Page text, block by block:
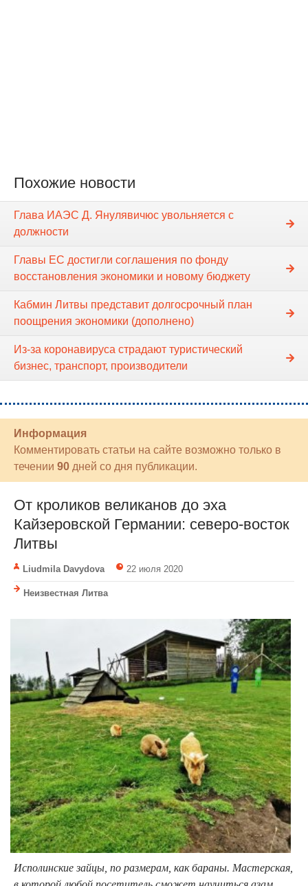
Похожие новости
Глава ИАЭС Д. Янулявичюс увольняется с
должности
Главы ЕС достигли соглашения по фонду
восстановления экономики и новому бюджету
Кабмин Литвы представит долгосрочный план
поощрения экономики (дополнено)
Из-за коронавируса страдают туристический
бизнес, транспорт, производители
Информация
Комментировать статьи на сайте возможно только в
течении 90 дней со дня публикации.
От кроликов великанов до эха
Кайзеровской Германии: северо-восток
Литвы
Liudmila Davydova 22 июля 2020
Неизвестная Литва
Исполинские зайцы, по размерам, как бараны. Мастерская,